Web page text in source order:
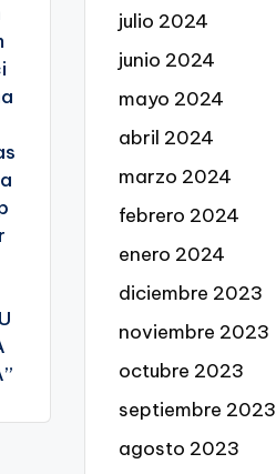
julio 2024
junio 2024
mayo 2024
abril 2024
marzo 2024
febrero 2024
enero 2024
diciembre 2023
noviembre 2023
octubre 2023
septiembre 2023
agosto 2023